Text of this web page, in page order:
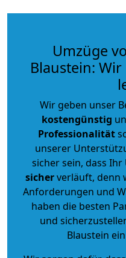
Umzüge
Blaustein:
Wir geben unser
kostengünstig
Professionalität
unserer
sicher sein, dass Ihr
sicherverläuft, denn
Anforderungen und
haben die besten
und
Blaustein